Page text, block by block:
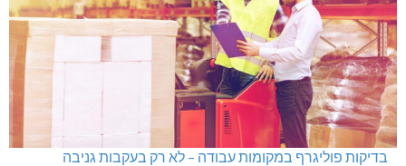
בדיקות פוליגרף במקומות עבודה – לא רק בעקבות גניבה